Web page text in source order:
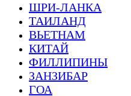
ШРИ-ЛАНКА
ТАИЛАНД
ВЬЕТНАМ
КИТАЙ
ФИЛЛИПИНЫ
ЗАНЗИБАР
ГОА